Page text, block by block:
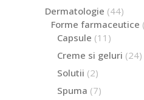
Dermatologie 4444
de
Forme farmaceutice
Capsule 11 11
Creme si geluri 2424
Solutii 22
Spuma 77